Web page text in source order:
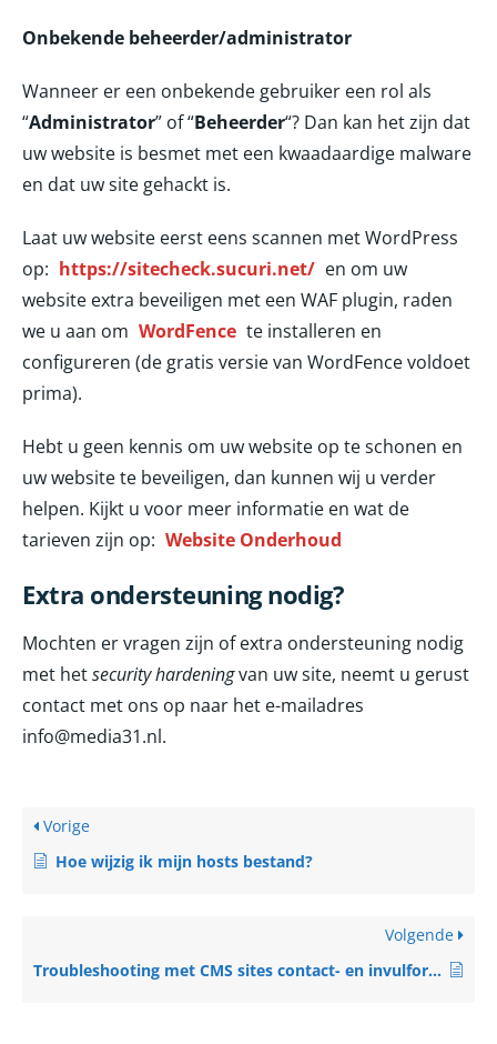
Onbekende beheerder/administrator
Wanneer er een onbekende gebruiker een rol als
“Administrator” of “Beheerder“? Dan kan het zijn dat
uw website is besmet met een kwaadaardige malware
en dat uw site gehackt is.
Laat uw website eerst eens scannen met WordPress
op: https://sitecheck.sucuri.net/ en om uw
website extra beveiligen met een WAF plugin, raden
we u aan om WordFence te installeren en
configureren (de gratis versie van WordFence voldoet
prima).
Hebt u geen kennis om uw website op te schonen en
uw website te beveiligen, dan kunnen wij u verder
helpen. Kijkt u voor meer informatie en wat de
tarieven zijn op: Website Onderhoud
Extra ondersteuning nodig?
Mochten er vragen zijn of extra ondersteuning nodig
met hetsecurity hardeningvan uw site, neemt u gerust
contact met ons op naar het e-mailadres
info@media31.nl.
Vorige
Hoe wijzig ik mijn hosts bestand?
Volgende
Troubleshooting met CMS sites contact- en invulformulieren